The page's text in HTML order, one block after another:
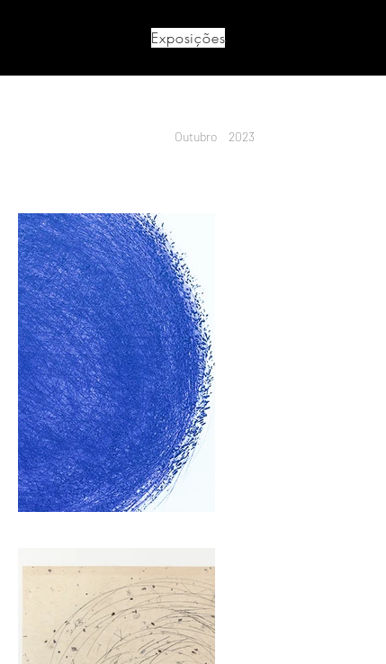
Exposições
Outubro 2023